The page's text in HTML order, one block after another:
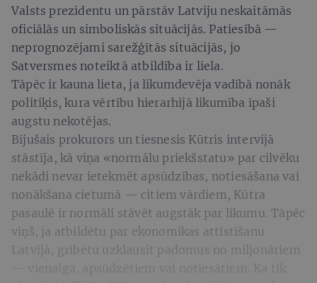
Valsts prezidentu un pārstāv Latviju neskaitāmās
oficiālās un simboliskās situācijās. Patiesībā —
neprognozējami sarežģītās situācijās, jo
Satversmes noteiktā atbildība ir liela.
Tāpēc ir kauna lieta, ja likumdevēja vadībā nonāk
politiķis, kura vērtību hierarhijā likumība īpaši
augstu nekotējas.
Bijušais prokurors un tiesnesis Kūtris intervijā
stāstīja, kā viņa «normālu priekšstatu» par cilvēku
nekādi nevar ietekmēt apsūdzības, notiesāšana vai
nonākšana cietumā — citiem vārdiem, Kūtra
pasaulē ir normāli stāvēt augstāk par likumu. Tāpēc
viņš, ja atbildētu par ekonomikas attīstīšanu
Latvijā, gribētu uzklausīt padomus no miljonāriem
— vienalga, apsūdzētiem vai notiesātiem. Ka tik